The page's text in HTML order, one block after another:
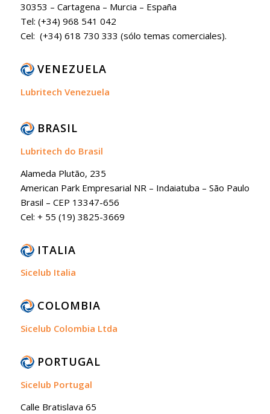
30353 – Cartagena – Murcia – España
Tel: (+34) 968 541 042
Cel: (+34) 618 730 333 (sólo temas comerciales).
VENEZUELA
Lubritech Venezuela
BRASIL
Lubritech do Brasil
Alameda Plutão, 235
American Park Empresarial NR – Indaiatuba – São Paulo
Brasil – CEP 13347-656
Cel: + 55 (19) 3825-3669
ITALIA
Sicelub Italia
COLOMBIA
Sicelub Colombia Ltda
PORTUGAL
Sicelub Portugal
Calle Bratislava 65